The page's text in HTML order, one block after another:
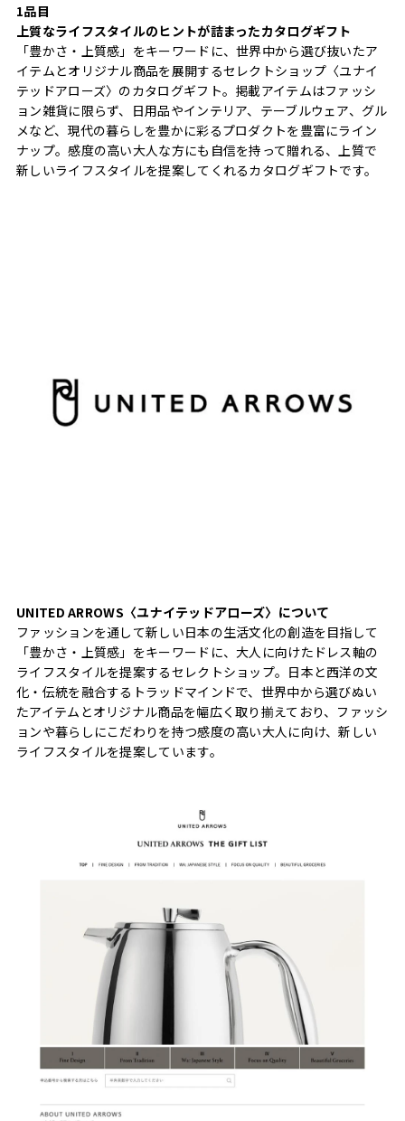
1品目
上質なライフスタイルのヒントが詰まったカタログギフト
「豊かさ・上質感」をキーワードに、世界中から選び抜いたア
イテムとオリジナル商品を展開するセレクトショップ〈ユナイ
テッドアローズ〉のカタログギフト。掲載アイテムはファッシ
ョン雑貨に限らず、日用品やインテリア、テーブルウェア、グル
メなど、現代の暮らしを豊かに彩るプロダクトを豊富にライン
ナップ。感度の高い大人な方にも自信を持って贈れる、上質で
新しいライフスタイルを提案してくれるカタログギフトです。
UNITED ARROWS〈ユナイテッドアローズ〉について
ファッションを通して新しい日本の生活文化の創造を目指して
「豊かさ・上質感」をキーワードに、大人に向けたドレス軸の
ライフスタイルを提案するセレクトショップ。日本と西洋の文
化・伝統を融合するトラッドマインドで、世界中から選びぬい
たアイテムとオリジナル商品を幅広く取り揃えており、ファッシ
ョンや暮らしにこだわりを持つ感度の高い大人に向け、新しい
ライフスタイルを提案しています。